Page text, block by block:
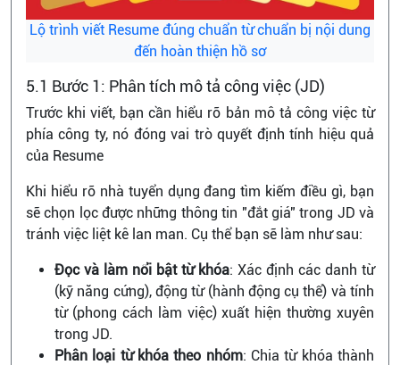
Lộ trình viết Resume đúng chuẩn từ chuẩn bị nội dung
đến hoàn thiện hồ sơ
5.1 Bước 1: Phân tích mô tả công việc (JD)
Trước khi viết, bạn cần hiểu rõ bản mô tả công việc từ
phía công ty, nó đóng vai trò quyết định tính hiệu quả
của Resume
Khi hiểu rõ nhà tuyển dụng đang tìm kiếm điều gì, bạn
sẽ chọn lọc được những thông tin "đắt giá" trong JD và
tránh việc liệt kê lan man. Cụ thể bạn sẽ làm như sau:
Đọc và làm nổi bật từ khóa: Xác định các danh từ
(kỹ năng cứng), động từ (hành động cụ thể) và tính
từ (phong cách làm việc) xuất hiện thường xuyên
trong JD.
Phân loại từ khóa theo nhóm: Chia từ khóa thành